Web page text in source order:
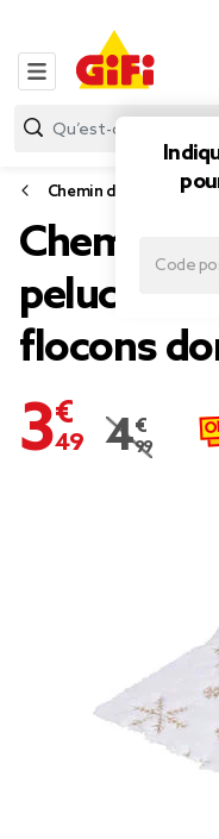
Chemin de table
Chemin
peluche
flocons
3,49 €
Prix
4,99 €